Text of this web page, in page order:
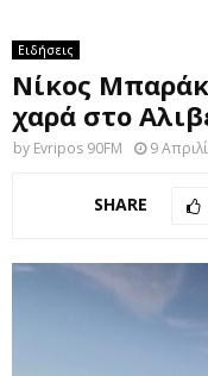
Ειδήσεις
Νίκος
χαρά στο
by Evripos 90FM 9
SHARE